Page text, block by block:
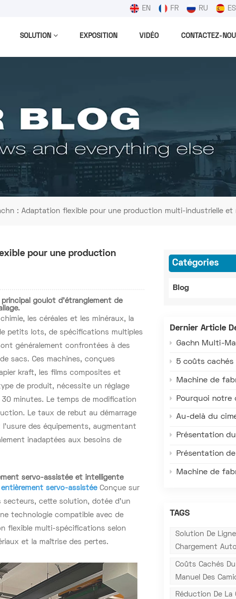
EN FR RU ES
SOLUTION EXPOSITION VIDÉO CONTACTEZ-
: Adaptation flexible pour une production multi-industrielle
Catégories
Blog
Dernier Article
Gachn Multi-Material Valve Bag Making
5 coûts cachés du chargement
Machine de fabrication de sacs à valve multi-matériaux Gachn :
Pourquoi notre client indien a-t-il doublé sa
Au-delà du ciment : comment la technologie de chargement
Présentation du palettiseur haut de gamme Gachn – Une solution qui redéfinit
Présentation de la machine de fabrication de sacs à valve tissés en plastique
Machine de fabrication de sacs à valve Gachn : Adaptée aux conditions
TAGS
Solution De
Chargement
Coûts Cachés
Manuel Des
Réduction De La
pour une production
goulot d’étranglement de
les céréales et les minéraux, la
petits lots, de spécifications multiples
généralement confrontées à des
sacs. Ces machines, conçues
kraft, les films composites et
de produit, nécessite un réglage
minutes. Le temps de modification
Le taux de rebut au démarrage
des équipements, augmentant
inadaptées aux besoins de
servo-assistée et intelligente
servo-assistéeConçue sur
secteurs, cette solution, dotée d'un
technologie compatible avec de
flexible multi-spécifications selon
et la maîtrise des pertes.